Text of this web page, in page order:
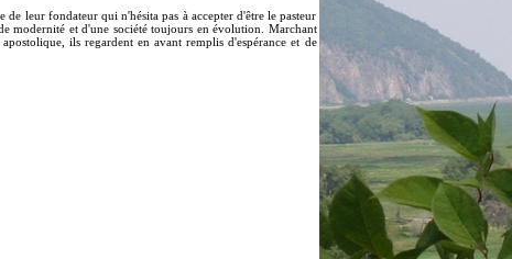
leur fondateur qui n'hésita pas à accepter d'être le pasteur
modernité et d'une société toujours en évolution. Marchant
ils regardent en avant remplis d'espérance et de